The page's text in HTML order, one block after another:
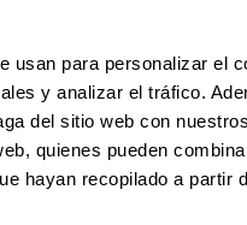
usan para personalizar el
y analizar el tráfico.
del sitio web con
quienes pueden
hayan recopilado a partir
supuesto, la
requiere un
con
para lograr esa
que